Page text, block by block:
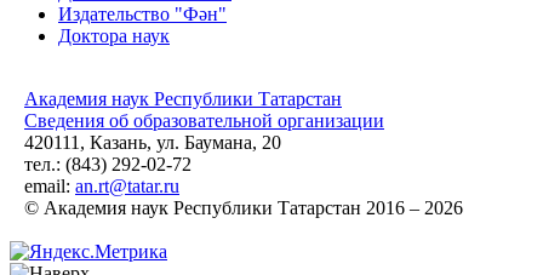
Издательство "Фән"
Доктора наук
Академия наук Республики Татарстан
Сведения об образовательной организации
420111, Казань, ул. Баумана, 20
тел.: (843) 292-02-72
email: an.rt@tatar.ru
© Академия наук Республики Татарстан 2016 – 2026